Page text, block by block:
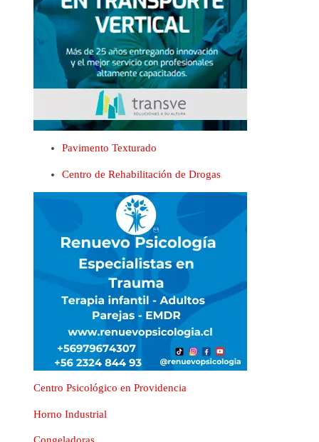
Pavimento Texturado
Centro de Rehabilitación de Drogas
Centro Psicológico en Providencia
Horno Industrial